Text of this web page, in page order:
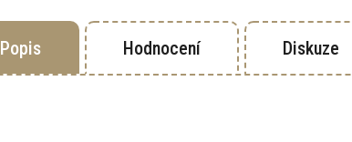
Popis Hodnocení Diskuze